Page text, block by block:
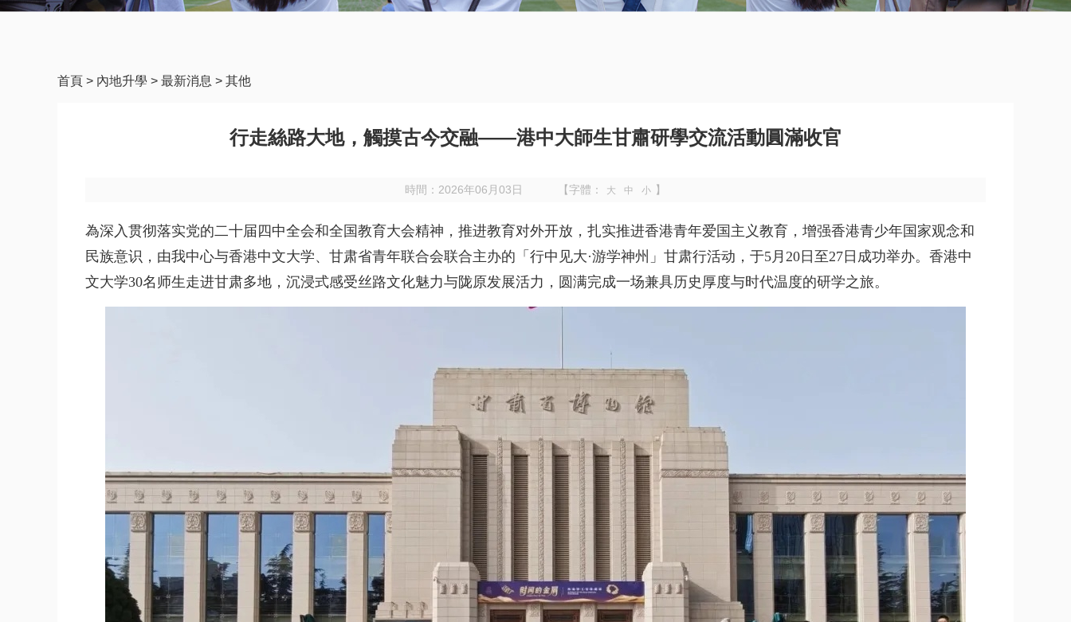
首頁 > 內地升學 > 最新消息 > 其他
行走絲路大地，觸摸古今交融——港中大師生甘肅研學交流活動圓滿收官
時間：2026年06月03日 【字體： 大 中 小 】
為深入贯彻落实党的二十届四中全会和全国教育大会精神，推进教育对外开放，扎实推进香港青年爱国主义教育，增强香港青少年国家观念和
民族意识，由我中心与香港中文大学、甘肃省青年联合会联合主办的「行中见大·游学神州」甘肃行活动，于5月20日至27日成功举办。香港中
文大学30名师生走进甘肃多地，沉浸式感受丝路文化魅力与陇原发展活力，圆满完成一场兼具历史厚度与时代温度的研学之旅。